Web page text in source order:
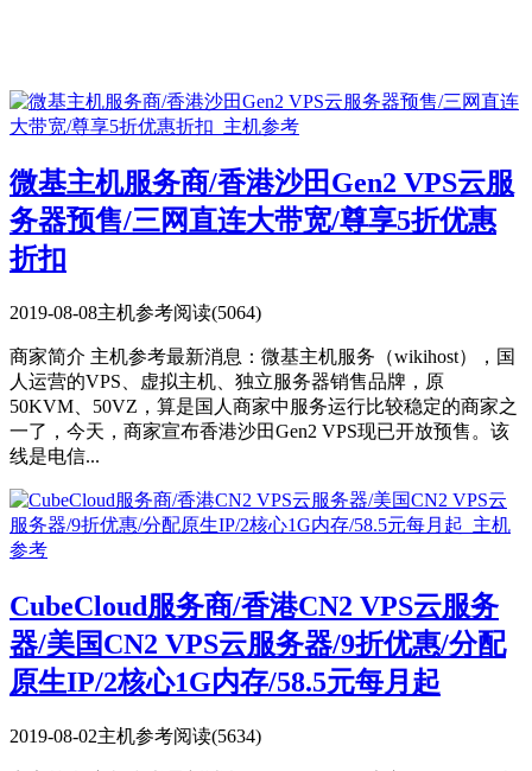
微基主机服务商/香港沙田Gen2 VPS云服
务器预售/三网直连大带宽/尊享5折优惠
折扣
2019-08-08主机参考阅读(5064)
商家简介 主机参考最新消息：微基主机服务（wikihost），国
人运营的VPS、虚拟主机、独立服务器销售品牌，原
50KVM、50VZ，算是国人商家中服务运行比较稳定的商家之
一了，今天，商家宣布香港沙田Gen2 VPS现已开放预售。该
线是电信...
CubeCloud服务商/香港CN2 VPS云服务
器/美国CN2 VPS云服务器/9折优惠/分配
原生IP/2核心1G内存/58.5元每月起
2019-08-02主机参考阅读(5634)